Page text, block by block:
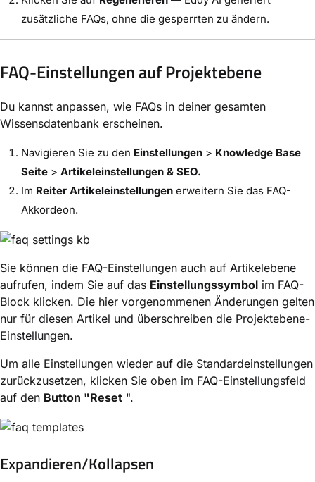
zusätzliche FAQs, ohne die gesperrten zu ändern.
FAQ-Einstellungen auf Projektebene
Du kannst anpassen, wie FAQs in deiner gesamten
Wissensdatenbank erscheinen.
Navigieren Sie zu den Einstellungen > Knowledge Base
Seite > Artikeleinstellungen & SEO.
Im Reiter Artikeleinstellungen erweitern Sie das FAQ-
Akkordeon.
Sie können die FAQ-Einstellungen auch auf Artikelebene
aufrufen, indem Sie auf das Einstellungssymbol im FAQ-
Block klicken. Die hier vorgenommenen Änderungen gelten
nur für diesen Artikel und überschreiben die Projektebene-
Einstellungen.
Um alle Einstellungen wieder auf die Standardeinstellungen
zurückzusetzen, klicken Sie oben im FAQ-Einstellungsfeld
auf den Button "Reset ".
Expandieren/Kollapsen